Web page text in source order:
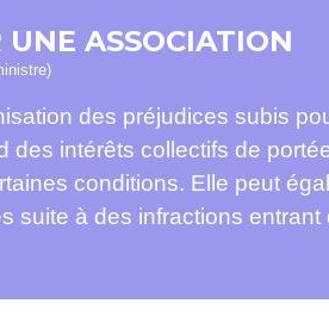
ASSOCIATION
des préjudices subis
des intérêts collectifs de
conditions. Elle peut
suite à des infractions entrant